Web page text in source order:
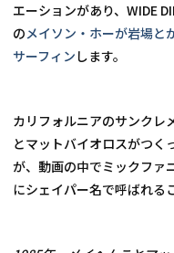
エーションがあり、WIDE
のメイソン・ホーが岩場と
サーフィン します。
カリフォルニアのサンクレ
とマットバイオロスがつく
が、動画の中でミックファ
にシェイパー名で呼ばれる